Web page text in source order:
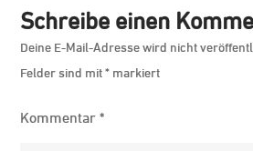
Schreibe einen
Deine E-Mail-Adresse wird nicht
Felder sind mit*markiert
Kommentar*